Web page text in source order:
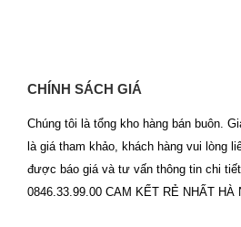
CHÍNH SÁCH GIÁ
Chúng tôi là tổng kho hàng bán buôn.
là giá tham khảo, khách hàng vui lòng
được báo giá và tư vấn thông tin chi
0846.33.99.00 CAM KẾT RẺ NHẤT HÀ